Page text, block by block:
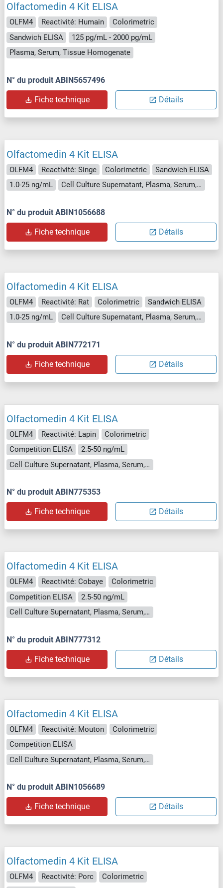
Olfactomedin 4 Kit ELISA
OLFM4 Reactivité: Humain
Colorimetric
Sandwich ELISA
125 pg/mL - 2000 pg/mL
Plasma, Serum, Tissue Homogenate
N° du produit ABIN5657496
Fiche technique Détails
Olfactomedin 4 Kit ELISA
OLFM4 Reactivité: Singe Colorimetric
Sandwich ELISA
1.0-25 ng/mL
Cell Culture Supernatant, Plasma, Serum, Tissue Homogenate
N° du produit ABIN1056688
Fiche technique Détails
Olfactomedin 4 Kit ELISA
OLFM4 Reactivité: Rat Colorimetric
Sandwich ELISA
1.0-25 ng/mL
Cell Culture Supernatant, Plasma, Serum, Tissue Homogenate
N° du produit ABIN772171
Fiche technique Détails
Olfactomedin 4 Kit ELISA
OLFM4 Reactivité: Lapin
Colorimetric
Competition ELISA
2.5-50 ng/mL
Cell Culture Supernatant, Plasma, Serum, Tissue Homogenate
N° du produit ABIN775353
Fiche technique Détails
Olfactomedin 4 Kit ELISA
OLFM4 Reactivité: Cobaye
Colorimetric
Competition ELISA
2.5-50 ng/mL
Cell Culture Supernatant, Plasma, Serum, Tissue Homogenate
N° du produit ABIN777312
Fiche technique Détails
Olfactomedin 4 Kit ELISA
OLFM4 Reactivité: Mouton
Colorimetric
Competition ELISA
Cell Culture Supernatant, Plasma, Serum, Tissue Homogenate
N° du produit ABIN1056689
Fiche technique Détails
Olfactomedin 4 Kit ELISA
OLFM4 Reactivité: Porc
Colorimetric